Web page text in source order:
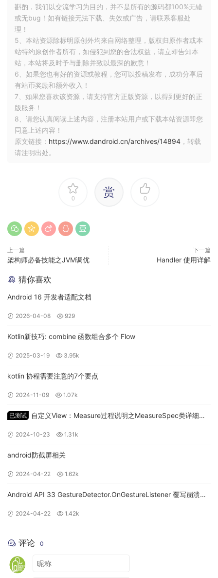
1.Dalvik 虚拟机基本配置
四、Zygote 启动流程
1.Zygote 启动代码
Zygote
Zygote 的 classname 为
... ...
    class_start main
    loglevel ${sys.init_log_level}
详细可以参考 init.rc
Android init 启动流程
2.Zygote main 函数
frameworksbasecmdsapp_processapp_main.cpp
是由 脚本启动，在
脚本中，我们可
以看到会导入
import /init.${ro.zygote}.rc
#
#
# This
斟酌，我们以交流学习为目的，并不是所有的源码都100%无错
或无bug！如有链接无法下载、失效或广告，请联系客服处
理！
5、本站资源除标明原创外均来自网络整理，版权归原作者或本
站特约原创作者所有，如侵犯到您的合法权益，请立即告知本
站，本站将及时予与删除并致以最深的歉意！
6、如果您也有好的资源或教程，您可以投稿发布，成功分享后
有站币奖励和额外收入！
7、如果您喜欢该资源，请支持官方正版资源，以得到更好的正
版服务！
8、请您认真阅读上述内容，注册本站用户或下载本站资源即您
同意上述内容！
原文链接： https://www.dandroid.cn/archives/14894 ，转载
请注明出处。
0 赏 0
上一篇
架构师必备技能之JVM调优
下一篇
Handler 使用详解
猜你喜欢
Android 16 开发者适配文档
2026-04-08 929
Kotlin新技巧: combine 函数组合多个 Flow
2025-03-19 3.95k
kotlin 协程需要注意的7个要点
2024-11-09 1.07k
已测试
自定义View：Measure过程说明之MeasureSpec类详细讲
2024-10-23 1.31k
android防截屏相关
2024-04-22 1.62k
Android API 33 GestureDetector.OnGestureListener 覆写崩溃问
2024-04-22 1.42k
评论 0